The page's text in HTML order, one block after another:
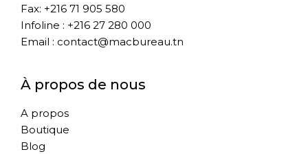
Fax: +216 71 905 580
Infoline : +216 27 280 000
Email : contact@macbureau.tn
À propos de nous
A propos
Boutique
Blog